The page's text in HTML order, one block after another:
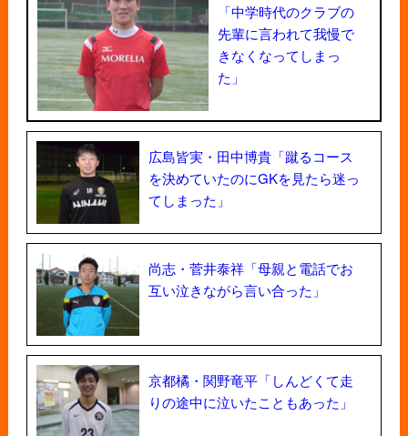
「中学時代のクラブの
先輩に言われて我慢で
きなくなってしまっ
た」
広島皆実・田中博貴「蹴るコース
を決めていたのにGKを見たら迷っ
てしまった」
尚志・菅井泰祥「母親と電話でお
互い泣きながら言い合った」
京都橘・関野竜平「しんどくて走
りの途中に泣いたこともあった」